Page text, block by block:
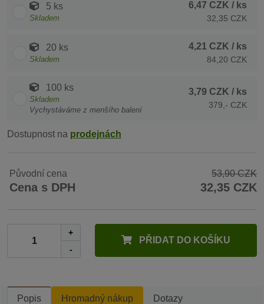
5 ks
Skladem
6,47 CZK / ks
32,35 CZK
20 ks
Skladem
4,21 CZK / ks
84,20 CZK
100 ks
Skladem
Vychystáváme z menšího balení
3,79 CZK / ks
379,- CZK
Dostupnost na prodejnách
Původní cena 53,90 CZK
Cena s DPH 32,35 CZK
+
-
PŘIDAT DO KOŠÍKU
Popis Hromadný nákup Dotazy